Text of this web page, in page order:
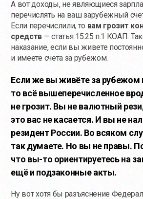
А вот доходы, не являющиеся
перечислять на ваш зарубежный
Если перечислили, то вам грозит
средств — статья 15.25 п.1 КОАП.
наказание, если вы живете
и имеете счета за рубежом.
Если же вы живёте за рубежом
то всё вышеперечисленное
не грозит. Вы не валютный
это вас не касается. И вы не
резидент России. Во всяком
так думаете. Но вы не правы.
что вы-то ориентируетесь на
ещё и подзаконные акты.
Ну вот хотя бы разъяснение